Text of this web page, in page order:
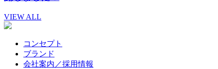
VIEW ALL
コンセプト
ブランド
会社案内／採用情報